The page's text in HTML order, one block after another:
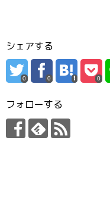
シェアする
0 0 0
フォローする